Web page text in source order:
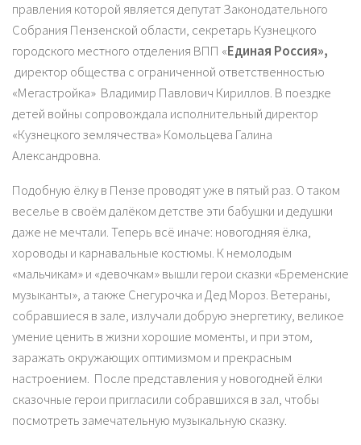
правления которой является депутат Законодательного
Собрания Пензенской области, секретарь Кузнецкого
городского местного отделения ВПП «Единая Россия»,
директор общества с ограниченной ответственностью
«Мегастройка» Владимир Павлович Кириллов. В поездке
детей войны сопровождала исполнительный директор
«Кузнецкого землячества» Комольцева Галина
Александровна.
Подобную ёлку в Пензе проводят уже в пятый раз. О таком
веселье в своём далёком детстве эти бабушки и дедушки
даже не мечтали. Теперь всё иначе: новогодняя ёлка,
хороводы и карнавальные костюмы. К немолодым
«мальчикам» и «девочкам» вышли герои сказки «Бременские
музыканты», а также Снегурочка и Дед Мороз. Ветераны,
собравшиеся в зале, излучали добрую энергетику, великое
умение ценить в жизни хорошие моменты, и при этом,
заражать окружающих оптимизмом и прекрасным
настроением. После представления у новогодней ёлки
сказочные герои пригласили собравшихся в зал, чтобы
посмотреть замечательную музыкальную сказку.